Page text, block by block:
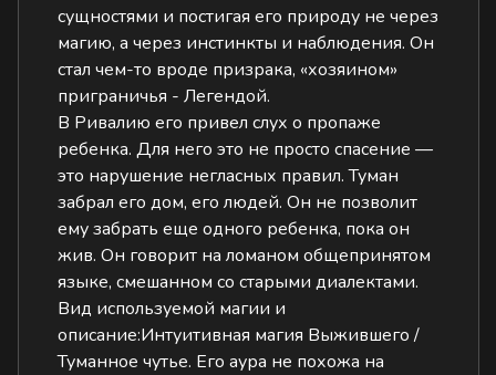
сущностями и постигая его природу не через
магию, а через инстинкты и наблюдения. Он
стал чем-то вроде призрака, «хозяином»
приграничья - Легендой.
В Ривалию его привел слух о пропаже
ребенка. Для него это не просто спасение —
это нарушение негласных правил. Туман
забрал его дом, его людей. Он не позволит
ему забрать еще одного ребенка, пока он
жив. Он говорит на ломаном общепринятом
языке, смешанном со старыми диалектами.
Вид используемой магии и
описание:Интуитивная магия Выжившего /
Туманное чутье. Его аура не похожа на